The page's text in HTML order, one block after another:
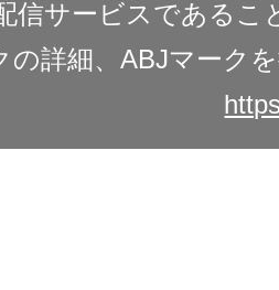
信サービスであるこ
の詳細、ABJマーク